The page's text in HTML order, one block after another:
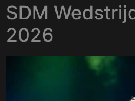
SDM
2026